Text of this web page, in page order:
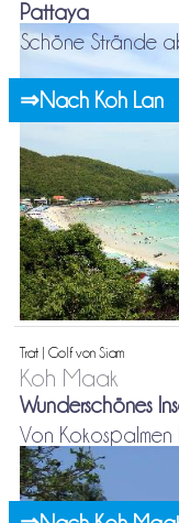
Pattaya
Schöne Strände
⇒Nach Koh Lan
Trat | Golf von Siam
Koh Maak
Wunderschönes
Von